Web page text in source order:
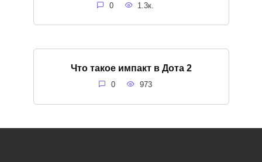
0 1.3к.
Что такое импакт в Дота 2
0 973